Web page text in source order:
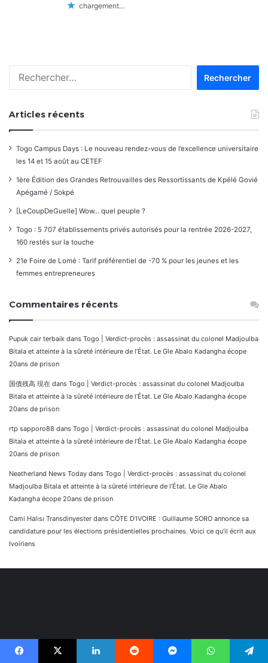
chargement…
Articles récents
Togo Campus Days : Le nouveau rendez-vous de l’excellence universitaire
les 14 et 15 août au CETEF
1ère Édition des Grandes Retrouvailles des Ressortissants de Kpélé Govié
Apégamé / Sokpé
[LeCoupDeGuelle] Wow… quel peuple ?
Togo : 5 707 établissements privés autorisés pour la rentrée 2026-2027,
160 restés sur la touche
21e Foire de Lomé : Tarif préférentiel de -70 % pour les jeunes et les
femmes entrepreneures
Commentaires récents
Pupuk cair terbaik dans Togo | Verdict-procès : assassinat du colonel Madjoulba
Bitala et atteinte à la sûreté intérieure de l’État. Le Gle Abalo Kadangha écope
20ans de prison
国債残高 現在 dans Togo | Verdict-procès : assassinat du colonel Madjoulba
Bitala et atteinte à la sûreté intérieure de l’État. Le Gle Abalo Kadangha écope
20ans de prison
rtp sapporo88 dans Togo | Verdict-procès : assassinat du colonel Madjoulba
Bitala et atteinte à la sûreté intérieure de l’État. Le Gle Abalo Kadangha écope
20ans de prison
Neatherland News Today dans Togo | Verdict-procès : assassinat du colonel
Madjoulba Bitala et atteinte à la sûreté intérieure de l’État. Le Gle Abalo
Kadangha écope 20ans de prison
Cami Halısı Transdinyester dans CÔTE D’IVOIRE : Guillaume SORO annonce sa
candidature pour les élections présidentielles prochaines. Voici ce qu’il écrit aux
Ivoiriens